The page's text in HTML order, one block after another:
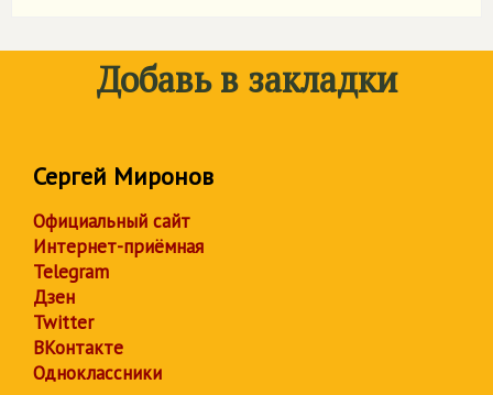
Добавь в закладки
Сергей Миронов
Официальный сайт
Интернет-приёмная
Telegram
Дзен
Twitter
ВКонтакте
Одноклассники